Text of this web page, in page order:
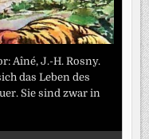
Aîné, J.-H. Rosny.
das Leben des
Sie sind zwar in